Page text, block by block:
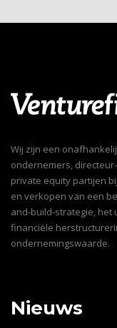
Wij zijn een
ondernemers,
private equity partijen
en verkopen van een
and-build-strategie, het
financiële
ondernemingswaarde.
Nieuws